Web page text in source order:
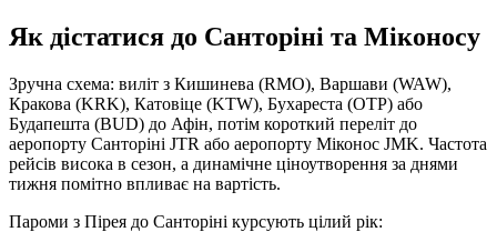
Як дістатися до Санторіні та Міконосу
Зручна схема: виліт з Кишинева (RMO), Варшави (WAW),
Кракова (KRK), Катовіце (KTW), Бухареста (OTP) або
Будапешта (BUD) до Афін, потім короткий переліт до
аеропорту Санторіні JTR або аеропорту Міконос JMK. Частота
рейсів висока в сезон, а динамічне ціноутворення за днями
тижня помітно впливає на вартість.
Пароми з Пірея до Санторіні курсують цілий рік: